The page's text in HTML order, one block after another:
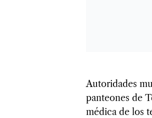
Autoridades
panteones de
médica de los